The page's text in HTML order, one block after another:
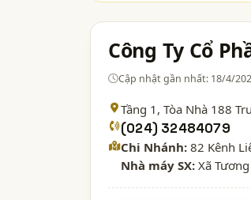
Công Ty Cổ
Cập nhật gần nhất: 18/4/
Tầng 1, Tòa Nhà 188
(024) 32484079
Chi Nhánh: 82 Kênh
Nhà máy SX: Xã